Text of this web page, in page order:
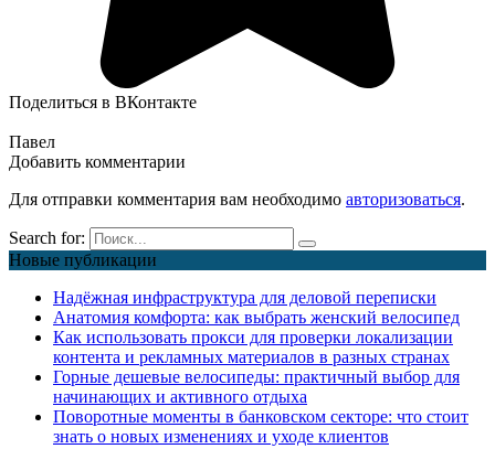
Поделиться в ВКонтакте
Павел
Добавить комментарии
Для отправки комментария вам необходимо авторизоваться.
Search for:
Новые публикации
Надёжная инфраструктура для деловой переписки
Анатомия комфорта: как выбрать женский велосипед
Как использовать прокси для проверки локализации
контента и рекламных материалов в разных странах
Горные дешевые велосипеды: практичный выбор для
начинающих и активного отдыха
Поворотные моменты в банковском секторе: что стоит
знать о новых изменениях и уходе клиентов